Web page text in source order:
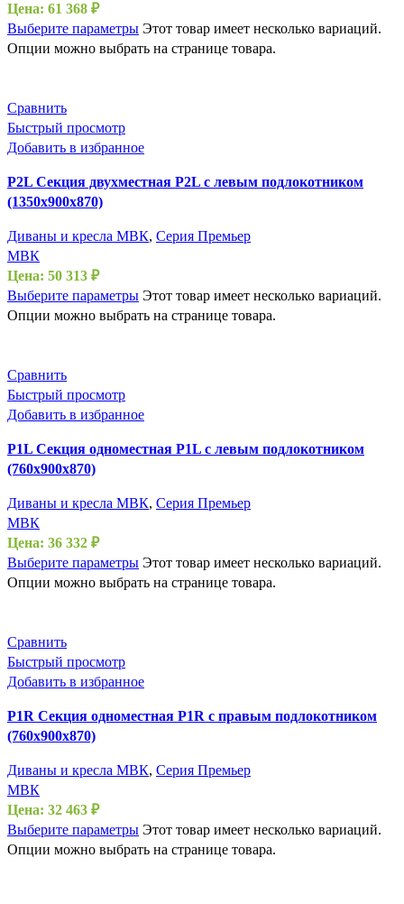
Цена: 61 368 ₽
Выберите параметры Этот товар имеет несколько вариаций.
Опции можно выбрать на странице товара.
Сравнить
Быстрый просмотр
Добавить в избранное
P2L Секция двухместная P2L с левым подлокотником
(1350х900х870)
Диваны и кресла МВК, Серия Премьер
МВК
Цена: 50 313 ₽
Выберите параметры Этот товар имеет несколько вариаций.
Опции можно выбрать на странице товара.
Сравнить
Быстрый просмотр
Добавить в избранное
P1L Секция одноместная P1L с левым подлокотником
(760х900х870)
Диваны и кресла МВК, Серия Премьер
МВК
Цена: 36 332 ₽
Выберите параметры Этот товар имеет несколько вариаций.
Опции можно выбрать на странице товара.
Сравнить
Быстрый просмотр
Добавить в избранное
P1R Секция одноместная P1R с правым подлокотником
(760х900х870)
Диваны и кресла МВК, Серия Премьер
МВК
Цена: 32 463 ₽
Выберите параметры Этот товар имеет несколько вариаций.
Опции можно выбрать на странице товара.